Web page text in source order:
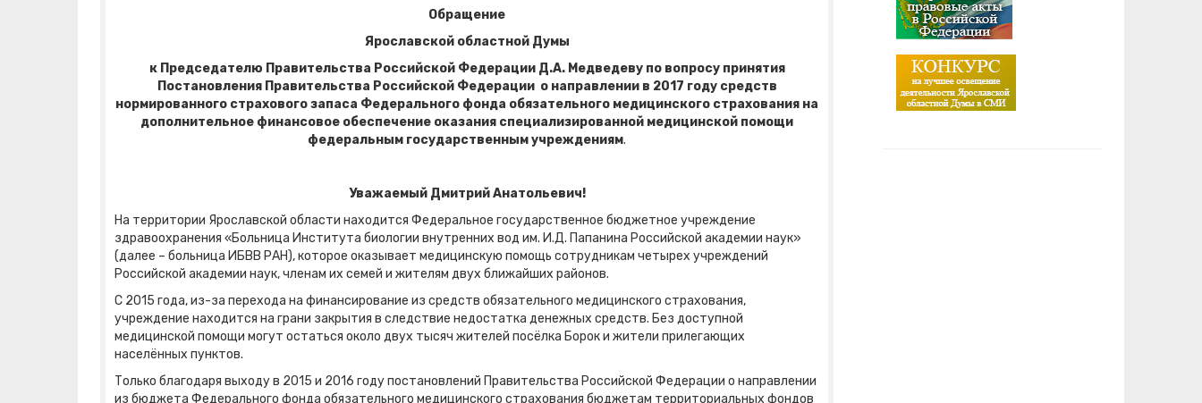
Обращение
Ярославской областной Думы
к Председателю Правительства Российской Федерации Д.А. Медведеву по вопросу принятия
Постановления Правительства Российской Федерации о направлении в 2017 году средств
нормированного страхового запаса Федерального фонда обязательного медицинского страхования на
дополнительное финансовое обеспечение оказания специализированной медицинской помощи
федеральным государственным учреждениям.
Уважаемый Дмитрий Анатольевич!
На территории Ярославской области находится Федеральное государственное бюджетное учреждение
здравоохранения «Больница Института биологии внутренних вод им. И.Д. Папанина Российской академии наук»
(далее – больница ИБВВ РАН), которое оказывает медицинскую помощь сотрудникам четырех учреждений
Российской академии наук, членам их семей и жителям двух ближайших районов.
С 2015 года, из-за перехода на финансирование из средств обязательного медицинского страхования,
учреждение находится на грани закрытия в следствие недостатка денежных средств. Без доступной
медицинской помощи могут остаться около двух тысяч жителей посёлка Борок и жители прилегающих
населённых пунктов.
Только благодаря выходу в 2015 и 2016 году постановлений Правительства Российской Федерации о направлении
из бюджета Федерального фонда обязательного медицинского страхования бюджетам территориальных фондов